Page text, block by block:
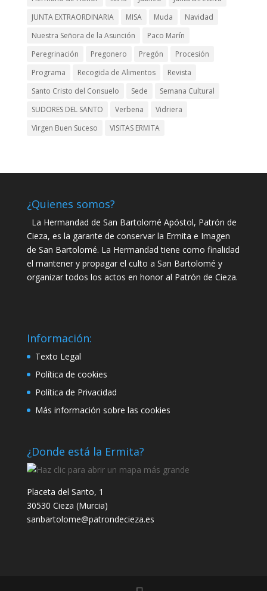
JUNTA EXTRAORDINARIA
MISA Muda
Navidad
Nuestra Señora de la Asunción
Paco Marín
Peregrinación
Pregonero Pregón
Procesión
Programa
Recogida de Alimentos
Revista
Santo Cristo del Consuelo
Sede
Semana Cultural
SUDORES DEL SANTO
Verbena
Vidriera
Virgen Buen Suceso
VISITAS ERMITA
¿Quienes somos?
La Hermandad de San Bartolomé Apóstol, Patrón de
Cieza, es la garante de conservar la Ermita e Imagen
de San Bartolomé. La Hermandad tiene como finalidad
el mantener y propagar el culto a San Bartolomé y
organizar todos los actos en honor al Patrón de Cieza.
Información:
Texto Legal
Política de cookies
Política de Privacidad
Más información sobre las cookies
¿Donde está la Ermita?
Placeta del Santo, 1
30530 Cieza (Murcia)
sanbartolome@patrondecieza.es